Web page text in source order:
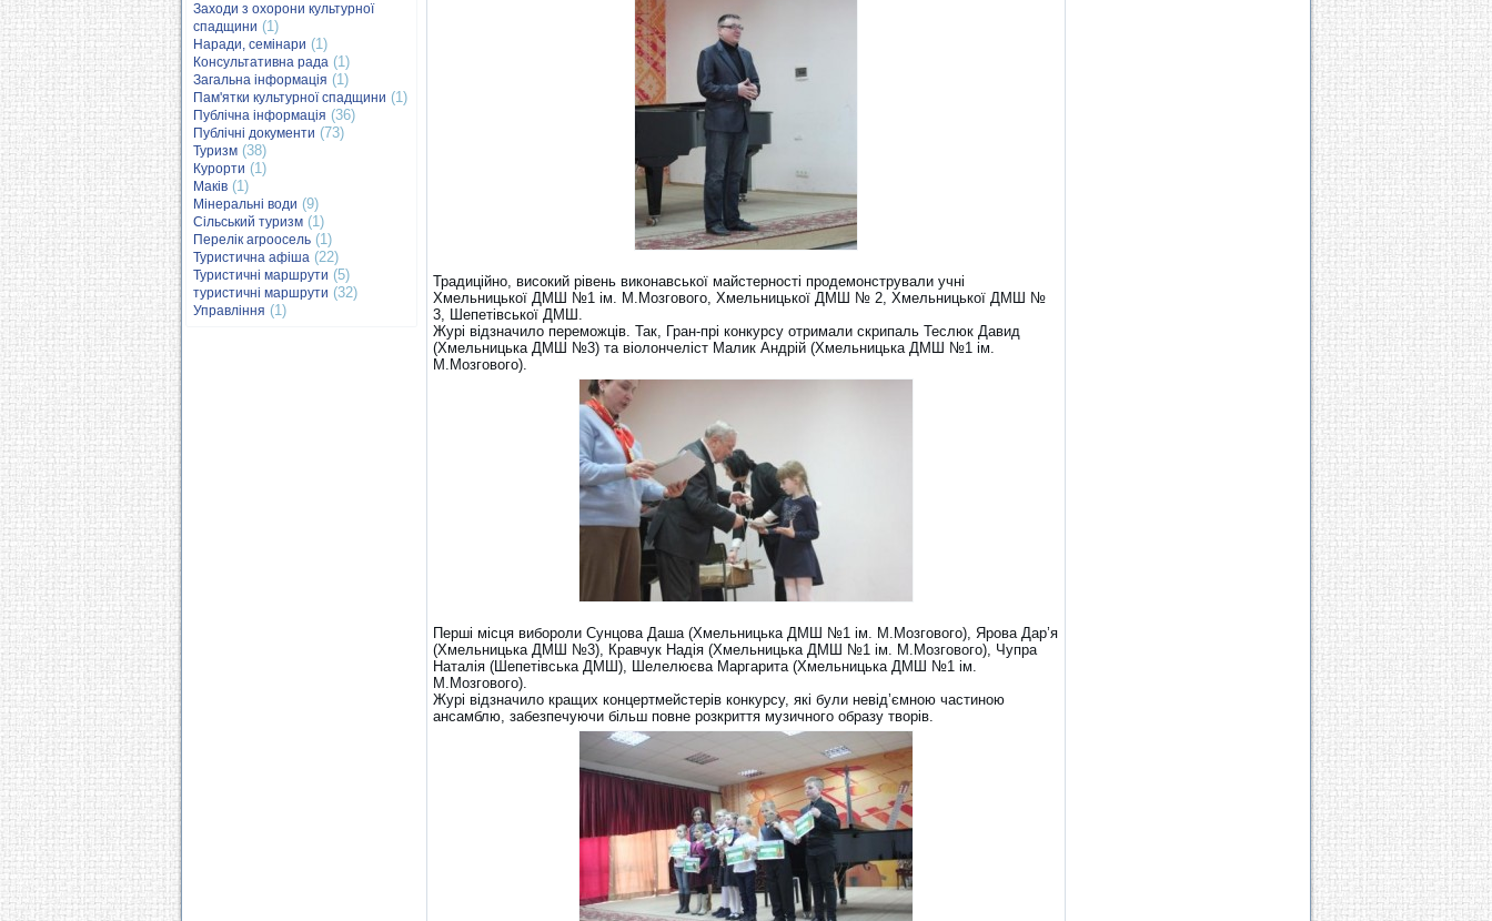
Заходи з охорони культурної
спадщини (1)
Наради, семінари (1)
Консультативна рада (1)
Загальна інформація (1)
Пам'ятки культурної спадщини (1)
Публічна інформація (36)
Публічні документи (73)
Туризм (38)
Курорти (1)
Маків (1)
Мінеральні води (9)
Сільський туризм (1)
Перелік агроосель (1)
Туристична афіша (22)
Туристичні маршрути (5)
туристичні маршрути (32)
Управління (1)
Традиційно, високий рівень виконавської майстерності продемонстрували учні
Хмельницької ДМШ №1 ім. М.Мозгового, Хмельницької ДМШ № 2, Хмельницької ДМШ №
3, Шепетівської ДМШ.
Журі відзначило переможців. Так, Гран-прі конкурсу отримали скрипаль Теслюк Давид
(Хмельницька ДМШ №3) та віолончеліст Малик Андрій (Хмельницька ДМШ №1 ім.
М.Мозгового).
Перші місця вибороли Сунцова Даша (Хмельницька ДМШ №1 ім. М.Мозгового), Ярова Дар’я
(Хмельницька ДМШ №3), Кравчук Надія (Хмельницька ДМШ №1 ім. М.Мозгового), Чупра
Наталія (Шепетівська ДМШ), Шелелюєва Маргарита (Хмельницька ДМШ №1 ім.
М.Мозгового).
Журі відзначило кращих концертмейстерів конкурсу, які були невід’ємною частиною
ансамблю, забезпечуючи більш повне розкриття музичного образу творів.